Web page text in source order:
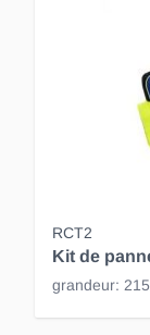
RCT2
Kit de
grandeur: